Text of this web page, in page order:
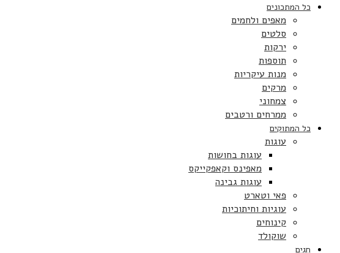
כל המתכונים
מאפים ולחמים
סלטים
ירקות
תוספות
מנות עיקריות
מרקים
צמחוני
ממרחים ורטבים
כל המתוקים
עוגות
עוגות בחושות
מאפינס וקאפקייקס
עוגות גבינה
פאי וטארט
עוגיות וחיתוכיות
קינוחים
שוקולד
חגים